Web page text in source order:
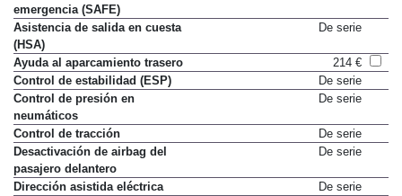
emergencia (SAFE)
Asistencia de salida en cuesta
(HSA)
De serie
Ayuda al aparcamiento trasero
214 €
Control de estabilidad (ESP)
De serie
Control de presión en
neumáticos
De serie
Control de tracción
De serie
Desactivación de airbag del
pasajero delantero
De serie
Dirección asistida eléctrica
De serie